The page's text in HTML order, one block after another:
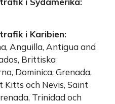
i Karibien:
Anguilla, Antigua and
Brittiska
Dominica, Grenada,
Kitts och Nevis, Saint
Trinidad och